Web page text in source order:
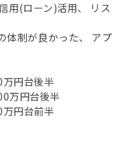
用(ローン)活用、 リス
体制が良かった、 アプ
円台後半
万円台後半
円台前半